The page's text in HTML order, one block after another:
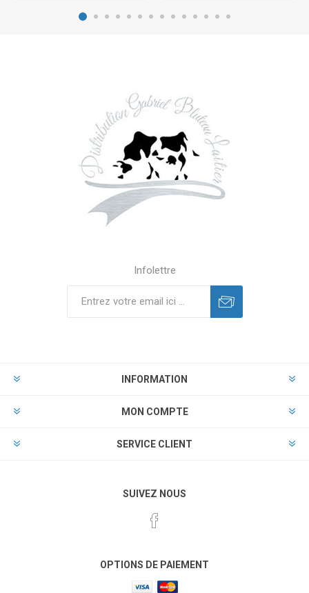
Infolettre
INFORMATION
MON COMPTE
SERVICE CLIENT
SUIVEZ NOUS
OPTIONS DE PAIEMENT